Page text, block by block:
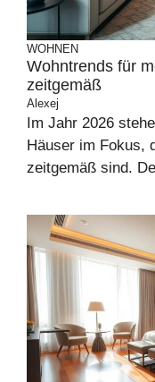
WOHNEN
Wohntrends für
zeitgemäß
Alexej
Im Jahr 2026
Häuser im Fokus,
zeitgemäß sind.